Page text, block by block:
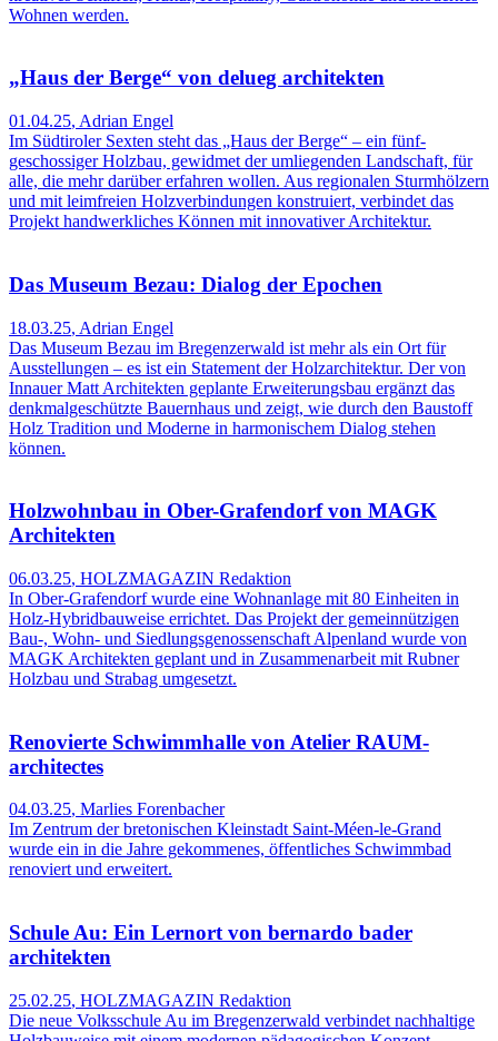
Wohnen werden.
„Haus der Berge“ von delueg architekten
01.04.25, Adrian Engel
Im Südtiroler Sexten steht das „Haus der Berge“ – ein fünf­
geschossiger Holzbau, gewidmet der umliegenden Landschaft, für
alle, die mehr darüber erfahren wollen. Aus regionalen Sturmhölzern
und mit leimfreien Holzver­bindungen konstruiert, verbindet das
Projekt handwerkliches Können mit innovativer Architektur.
Das Museum Bezau: Dialog der Epochen
18.03.25, Adrian Engel
Das Museum Bezau im Bregenzer­wald ist mehr als ein Ort für
Ausstellungen – es ist ein Statement der Holzarchitektur. Der von
Innauer Matt Architekten geplante Erweiterungsbau ergänzt das
denkmalgeschützte Bauernhaus und zeigt, wie durch den Baustoff
Holz Tradition und Moderne in harmonischem Dialog stehen
können.
Holzwohnbau in Ober-Grafendorf von MAGK
Architekten
06.03.25, HOLZMAGAZIN Redaktion
In Ober-Grafendorf wurde eine Wohnanlage mit 80 Einheiten in
Holz-Hybridbauweise errichtet. Das Projekt der gemeinnützigen
Bau-, Wohn- und Siedlungsgenossenschaft Alpenland wurde von
MAGK Architekten geplant und in Zusammenarbeit mit Rubner
Holzbau und Strabag umgesetzt.
Renovierte Schwimmhalle von Atelier RAUM-
architectes
04.03.25, Marlies Forenbacher
Im Zentrum der bretonischen Kleinstadt Saint-Méen-le-Grand
wurde ein in die Jahre gekommenes, öffentliches Schwimmbad
renoviert und erweitert.
Schule Au: Ein Lernort von bernardo bader
architekten
25.02.25, HOLZMAGAZIN Redaktion
Die neue Volksschule Au im Bregenzerwald verbindet nachhaltige